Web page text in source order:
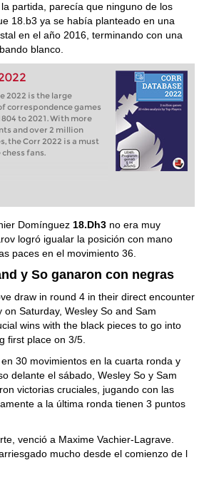
partida, parecía que ninguno de los
18.b3 ya se había planteado en una
en el año 2016, terminando con una
blanco.
2022 is the large
correspondence games
to 2021. With more
and over 2 million
the Corr 2022 is a must
fans.
Domínguez 18.Dh3 no era muy
logró igualar la posición con mano
paces en el movimiento 36.
y So ganaron con negras
draw in round 4 in their direct encounter
Saturday, Wesley So and Sam
wins with the black pieces to go into
first place on 3/5.
30 movimientos en la cuarta ronda y
delante el sábado, Wesley So y Sam
victorias cruciales, jugando con las
a la última ronda tienen 3 puntos
venció a Maxime Vachier-Lagrave.
mucho desde el comienzo de l